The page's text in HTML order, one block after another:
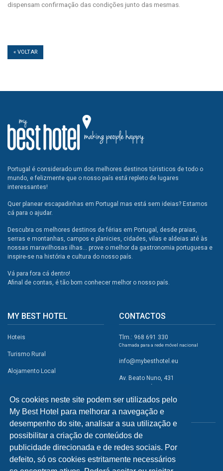
Os cookies neste site podem ser utilizados pelo
My Best Hotel para melhorar a navegação e
desempenho do site, analisar a sua utilização e
possibilitar a criação de conteúdos de
publicidade direcionada e de redes sociais. Por
defeito, só os cookies estritamente necessários
dispensam confirmação das condições junto das mesmas.
« VOLTAR
Portugal é considerado um dos melhores destinos túristicos de todo o
mundo, e felizmente que o nosso país está repleto de lugares
interessantes!
Quer planear escapadinhas em Portugal mas está sem ideias? Estamos
cá para o ajudar.
Descubra os melhores destinos de férias em Portugal, desde praias,
serras e montanhas, campos e planicies, cidades, vilas e aldeias até às
nossas maravilhosas ilhas... prove o melhor da gastronomia portuguesa e
inspire-se na história e cultura do nosso país.
Vá para fora cá dentro!
Afinal de contas, é tão bom conhecer melhor o nosso país.
MY BEST HOTEL
Hoteis
Turismo Rural
Alojamento Local
Campismo
Atividades
Restaurantes
A Visitar
CONTACTOS
Tlm.: 968 691 330
Chamada para a rede móvel nacional
info@mybesthotel.eu
Av. Beato Nuno, 431
2495-401 Fátima
REDES SOCIAIS